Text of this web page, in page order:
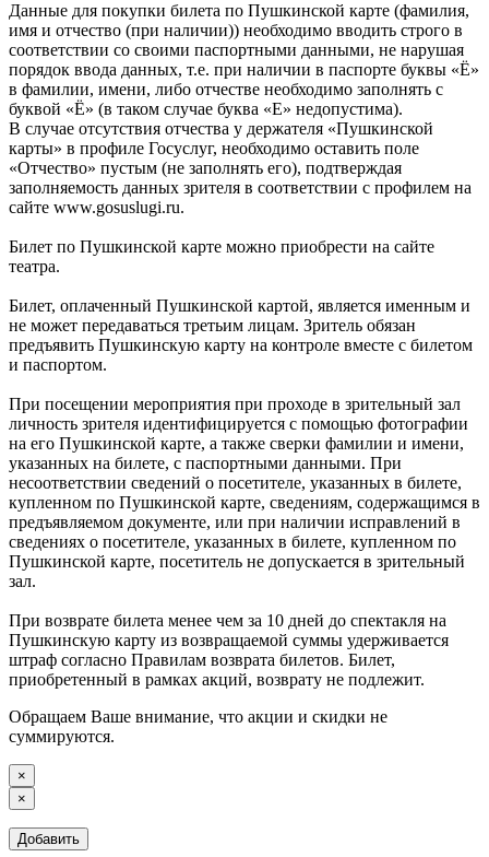
Данные для покупки билета по Пушкинской карте (фамилия,
имя и отчество (при наличии)) необходимо вводить строго в
соответствии со своими паспортными данными, не нарушая
порядок ввода данных, т.е. при наличии в паспорте буквы «Ё»
в фамилии, имени, либо отчестве необходимо заполнять с
буквой «Ё» (в таком случае буква «Е» недопустима).
В случае отсутствия отчества у держателя «Пушкинской
карты» в профиле Госуслуг, необходимо оставить поле
«Отчество» пустым (не заполнять его), подтверждая
заполняемость данных зрителя в соответствии с профилем на
сайте www.gosuslugi.ru.
Билет по Пушкинской карте можно приобрести на сайте
театра.
Билет, оплаченный Пушкинской картой, является именным и
не может передаваться третьим лицам. Зритель обязан
предъявить Пушкинскую карту на контроле вместе с билетом
и паспортом.
При посещении мероприятия при проходе в зрительный зал
личность зрителя идентифицируется с помощью фотографии
на его Пушкинской карте, а также сверки фамилии и имени,
указанных на билете, с паспортными данными. При
несоответствии сведений о посетителе, указанных в билете,
купленном по Пушкинской карте, сведениям, содержащимся в
предъявляемом документе, или при наличии исправлений в
сведениях о посетителе, указанных в билете, купленном по
Пушкинской карте, посетитель не допускается в зрительный
зал.
При возврате билета менее чем за 10 дней до спектакля на
Пушкинскую карту из возвращаемой суммы удерживается
штраф согласно Правилам возврата билетов. Билет,
приобретенный в рамках акций, возврату не подлежит.
Обращаем Ваше внимание, что акции и скидки не
суммируются.
×
×
Добавить